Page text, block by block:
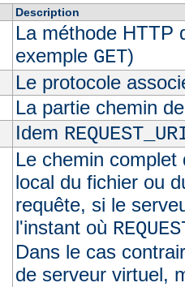
Description
La méthode HTTP
exemple GET)
Le protocole
La partie chemin
Idem
Le chemin
local du fichier ou
requête, si le
l'instant où
Dans le cas
de serveur virtuel,